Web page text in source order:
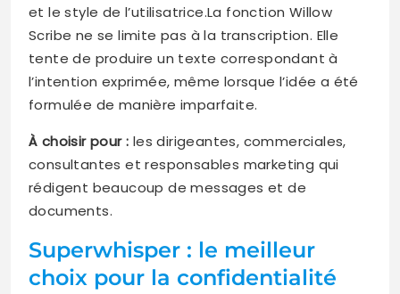
et le style de l’utilisatrice.La fonction Willow
Scribe ne se limite pas à la transcription. Elle
tente de produire un texte correspondant à
l’intention exprimée, même lorsque l’idée a été
formulée de manière imparfaite.
À choisir pour : les dirigeantes, commerciales,
consultantes et responsables marketing qui
rédigent beaucoup de messages et de
documents.
Superwhisper : le meilleur
choix pour la confidentialité